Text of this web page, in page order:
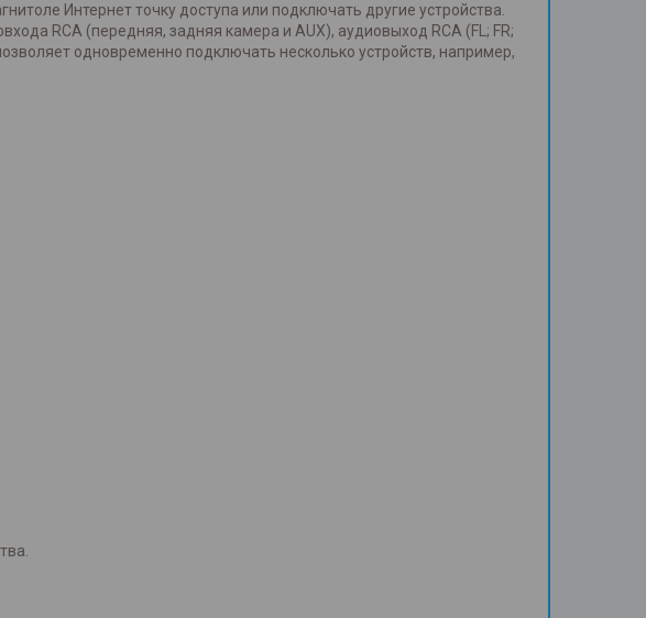
Интернет точку доступа или подключать другие устройства.
RCA (передняя, задняя камера и AUX), аудиовыход RCA (FL; FR;
одновременно подключать несколько устройств, например,